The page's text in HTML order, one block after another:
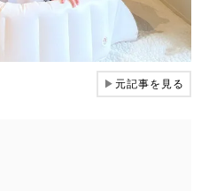
▶元記事を見る